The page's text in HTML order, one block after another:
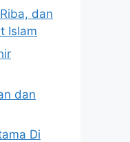
dan
Islam
dan
Di